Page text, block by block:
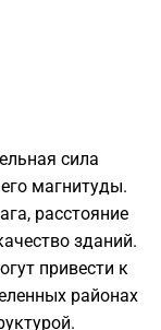
сила
магнитуды.
расстояние
зданий.
привести к
районах